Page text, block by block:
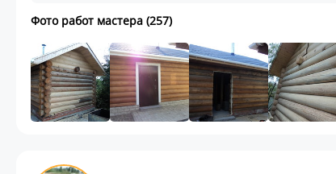
Фото работ мастера (257)